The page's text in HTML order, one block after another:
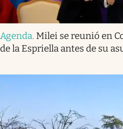
Agenda. Milei se reunió en
de la Espriella antes de su